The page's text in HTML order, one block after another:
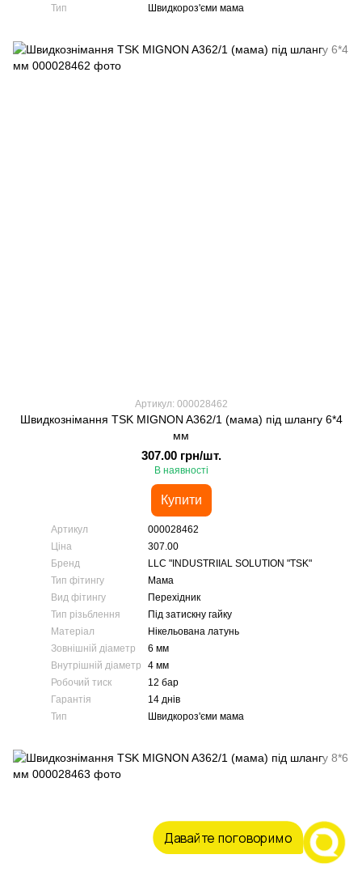
Тип
Швидкороз'єми мама
Артикул: 000028462
Швидкознімання TSK MIGNON A362/1 (мама) під шлангу 6*4
мм
307.00 грн/шт.
В наявності
Купити
Артикул
000028462
Ціна
307.00
Бренд
LLC "INDUSTRIIAL SOLUTION "TSK"
Тип фітингу
Мама
Вид фітингу
Перехідник
Тип різьблення
Під затискну гайку
Матеріал
Нікельована латунь
Зовнішній діаметр
6 мм
Внутрішній діаметр
4 мм
Робочий тиск
12 бар
Гарантія
14 днів
Тип
Швидкороз'єми мама
Давайте поговоримо